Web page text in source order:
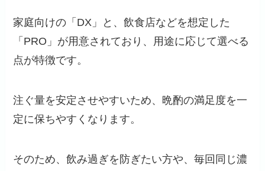
家庭向けの「DX」と、飲食店などを想定した
「PRO」が用意されており、用途に応じて選べる
点が特徴です。
注ぐ量を安定させやすいため、晩酌の満足度を一
定に保ちやすくなります。
そのため、飲み過ぎを防ぎたい方や、毎回同じ濃